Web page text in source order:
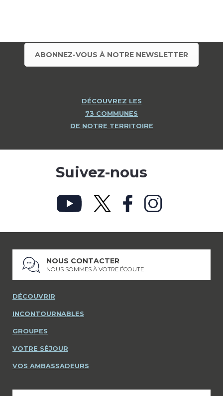
ABONNEZ-VOUS À NOTRE NEWSLETTER
DÉCOUVREZ LES
73 COMMUNES
DE NOTRE TERRITOIRE
Suivez-nous
NOUS CONTACTER
NOUS SOMMES À VOTRE ÉCOUTE
DÉCOUVRIR
INCONTOURNABLES
GROUPES
VOTRE SÉJOUR
VOS AMBASSADEURS